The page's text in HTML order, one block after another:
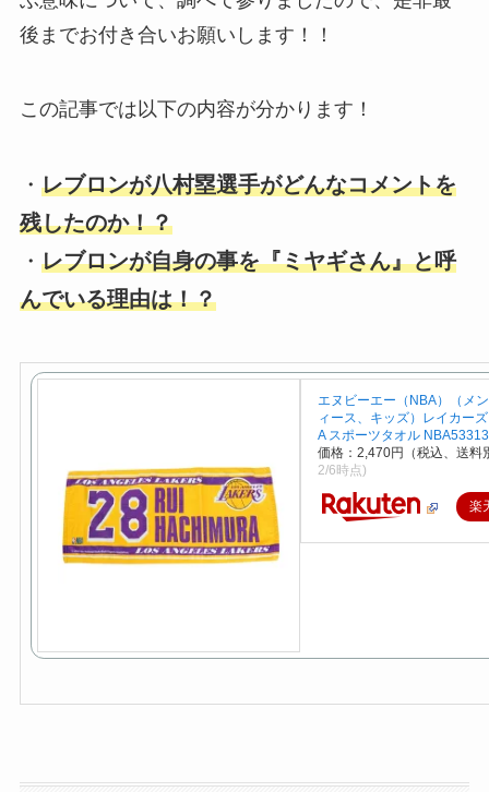
後までお付き合いお願いします！！
この記事では以下の内容が分かります！
・ レブロンが八村塁選手がどんなコメントを
残したのか！？
・ レブロンが自身の事を『ミヤギさん』と呼
んでいる理由は！？
エヌビーエー（NBA）（メ
ィース、キッズ）レイカー
A スポーツタオル NBA53313
価格：2,470円（税込、送料
2/6時点)
楽